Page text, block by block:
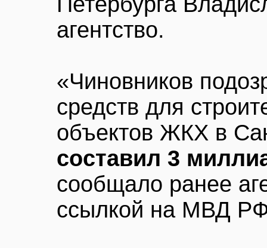
агентство.
«Чиновников
средств для
объектов ЖКХ в
составил 3
сообщало ранее
ссылкой на МВД